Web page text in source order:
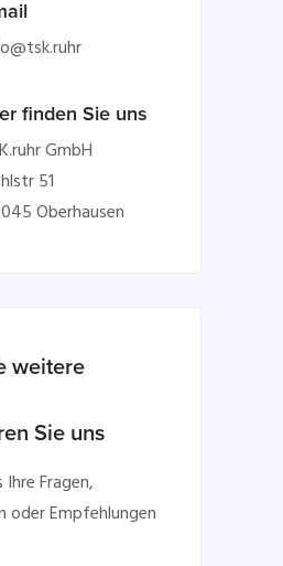
finden Sie uns
GmbH
51
Oberhausen
weitere
Sie uns
Ihre Fragen,
oder Empfehlungen